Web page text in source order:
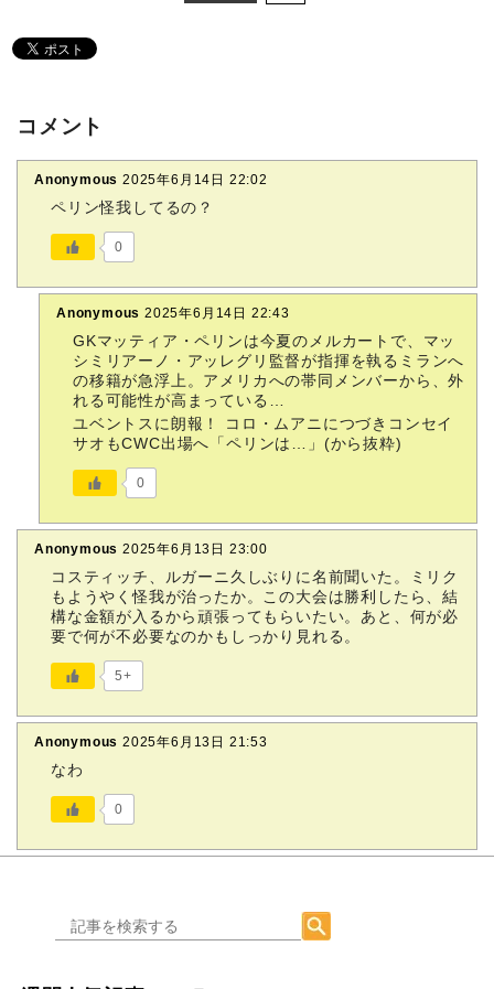
コメント
Anonymous 2025年6月14日 22:02
ペリン怪我してるの？
0
Anonymous 2025年6月14日 22:43
GKマッティア・ペリンは今夏のメルカートで、マッ
シミリアーノ・アッレグリ監督が指揮を執るミランへ
の移籍が急浮上。アメリカへの帯同メンバーから、外
れる可能性が高まっている…
ユベントスに朗報！ コロ・ムアニにつづきコンセイ
サオもCWC出場へ「ペリンは…」(から抜粋)
0
Anonymous 2025年6月13日 23:00
コスティッチ、ルガーニ久しぶりに名前聞いた。ミリク
もようやく怪我が治ったか。この大会は勝利したら、結
構な金額が入るから頑張ってもらいたい。あと、何が必
要で何が不必要なのかもしっかり見れる。
5+
Anonymous 2025年6月13日 21:53
なわ
0